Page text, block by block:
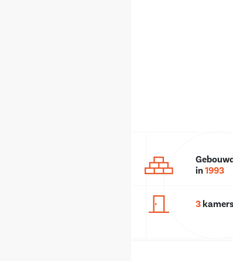
in1993
3kamers